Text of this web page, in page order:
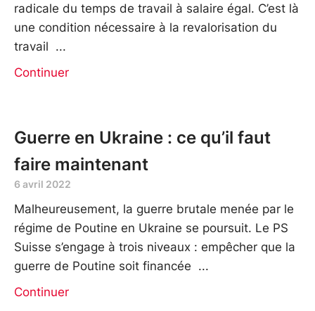
radicale du temps de travail à salaire égal. C’est là
une condition nécessaire à la revalorisation du
travail
Continuer
Guerre en Ukraine : ce qu’il faut
faire maintenant
6 avril 2022
Malheureusement, la guerre brutale menée par le
régime de Poutine en Ukraine se poursuit. Le PS
Suisse s’engage à trois niveaux : empêcher que la
guerre de Poutine soit financée
Continuer